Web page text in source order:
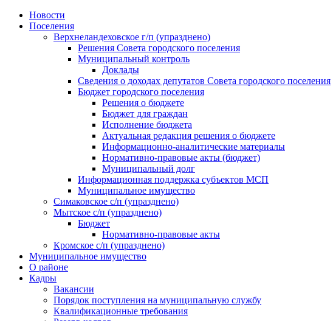
Skip
Новости
Поселения
Верхнеландеховское г/п (упразднено)
Решения Совета городского поселения
Муниципальный контроль
Доклады
Сведения о доходах депутатов Совета городского поселения
Бюджет городского поселения
Решения о бюджете
Бюджет для граждан
Исполнение бюджета
Актуальная редакция решения о бюджете
Информационно-аналитические материалы
Нормативно-правовые акты (бюджет)
Муниципальный долг
Информационная поддержка субъектов МСП
Муниципальное имущество
Симаковское с/п (упразднено)
Мытское с/п (упразднено)
Бюджет
Нормативно-правовые акты
Кромское с/п (упразднено)
Муниципальное имущество
О районе
Кадры
Вакансии
Порядок поступления на муниципальную службу
Квалификационные требования